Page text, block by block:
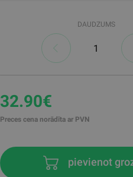
DAUDZUMS
32.90€
Preces cena norādīta ar PVN
pievienot